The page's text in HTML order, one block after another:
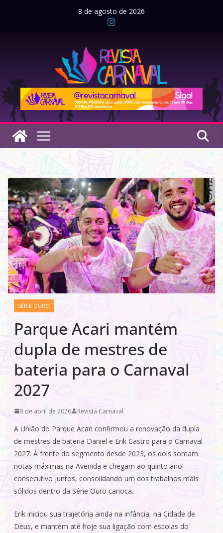
8 de agosto de 2026
SÉRIE OURO
Parque Acari mantém
dupla de mestres de
bateria para o Carnaval
2027
8 de abril de 2026 Revista Carnaval
A União do Parque Acari confirmou a renovação da dupla
de mestres de bateria Daniel e Erik Castro para o Carnaval
2027. À frente do segmento desde 2023, os dois somam
notas máximas na Avenida e chegam ao quinto ano
consecutivo juntos, consolidando um dos trabalhos mais
sólidos dentro da Série Ouro carioca.
Erik iniciou sua trajetória ainda na infância, na Cidade de
Deus, e mantém até hoje sua ligação com escolas do